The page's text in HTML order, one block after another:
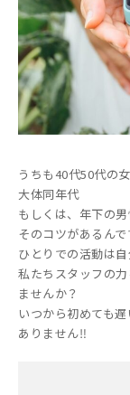
うちも40代50代の
大体同年代
もしくは、年下の
そのコツがあるんで
ひとりでの活動は自
私たちスタッフの
ませんか？
いつから初めても
ありません‼️